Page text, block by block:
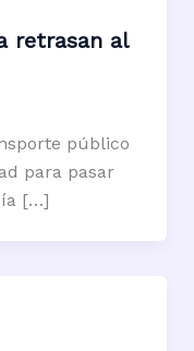
retrasan al
público
para pasar
[…]